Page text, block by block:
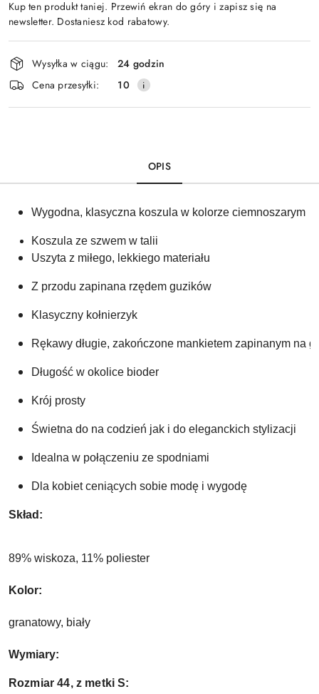
Kup ten produkt taniej. Przewiń ekran do góry i zapisz się na
newsletter. Dostaniesz kod rabatowy.
Dostępność
i
dostawa
Wysyłka w ciągu:
24 godzin
Cena przesyłki:
10
OPIS
Wygodna, klasyczna koszula w kolorze ciemnoszarym
Koszula ze szwem w talii
Uszyta z miłego, lekkiego materiału
Z przodu zapinana rzędem guzików
Klasyczny kołnierzyk
Rękawy długie, zakończone mankietem zapinanym na
Długość w okolice bioder
Krój prosty
Świetna do na codzień jak i do eleganckich stylizacji
Idealna w połączeniu ze spodniami
Dla kobiet ceniących sobie modę i wygodę
Skład:
89% wiskoza, 11% poliester
Kolor:
granatowy, biały
Wymiary:
Rozmiar 44, z metki S: